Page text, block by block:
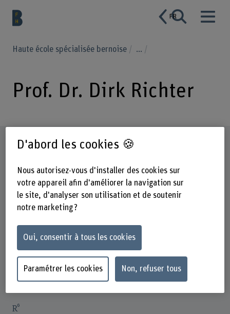
FR
Haute école spécialisée bernoise ...
Prof. Dr. Dirk Richter
Profil
D'abord les cookies 🍪
Nous autorisez-vous d'installer des cookies sur
votre appareil afin d'améliorer la navigation sur
le site, d'analyser son utilisation et de soutenir
notre marketing ?
Oui, consentir à tous les cookies
Paramétrer les cookies Non, refuser tous